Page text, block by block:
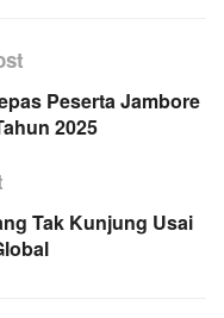
Peserta Jambore
2025
Tak Kunjung Usai